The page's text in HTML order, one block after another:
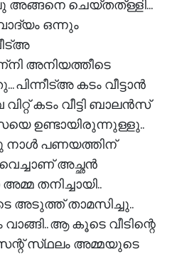
അങ്ങനെ ചെയ്തത്ള്ളി...
ഒന്നും
അനിയത്തീടെ
കടം വീട്ടാൻ
കടം വീട്ടി ബാലൻസ്
ഉണ്ടായിരുന്നുള്ളു..
പണയത്തിന്
അച്ഛൻ
തനിച്ചായി..
അടുത്ത് താമസിച്ചു..
ആ കൂടെ വീടിന്റെ
സ്‌ഥലം അമ്മയുടെ